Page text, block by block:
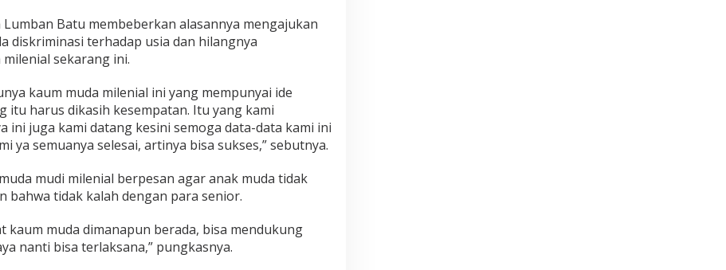
Batu membeberkan alasannya mengajukan
diskriminasi terhadap usia dan hilangnya
sekarang ini.
kaum muda milenial ini yang mempunyai ide
itu harus dikasih kesempatan. Itu yang kami
ini juga kami datang kesini semoga data-data kami ini
ya semuanya selesai, artinya bisa sukses,” sebutnya.
mudi milenial berpesan agar anak muda tidak
bahwa tidak kalah dengan para senior.
kaum muda dimanapun berada, bisa mendukung
nanti bisa terlaksana,” pungkasnya.